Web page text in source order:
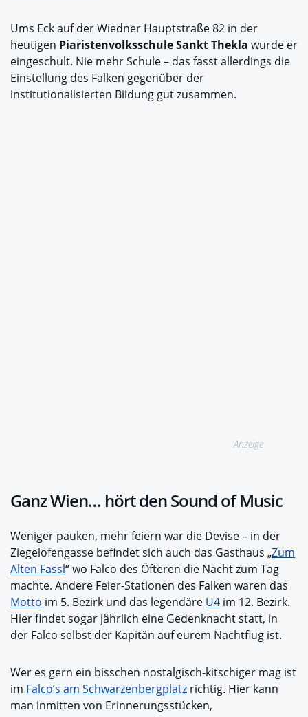
Ums Eck auf der Wiedner Hauptstraße 82 in der
heutigen Piaristenvolksschule Sankt Thekla wurde er
eingeschult. Nie mehr Schule – das fasst allerdings die
Einstellung des Falken gegenüber der
institutionalisierten Bildung gut zusammen.
Anzeige
Ganz Wien… hört den Sound of Music
Weniger pauken, mehr feiern war die Devise – in der
Ziegelofengasse befindet sich auch das Gasthaus „Zum
Alten Fassl“ wo Falco des Öfteren die Nacht zum Tag
machte. Andere Feier-Stationen des Falken waren das
Motto im 5. Bezirk und das legendäre U4 im 12. Bezirk.
Hier findet sogar jährlich eine Gedenknacht statt, in
der Falco selbst der Kapitän auf eurem Nachtflug ist.
Wer es gern ein bisschen nostalgisch-kitschiger mag ist
im Falco’s am Schwarzenbergplatz richtig. Hier kann
man inmitten von Erinnerungsstücken,